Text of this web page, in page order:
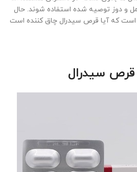
و دوز توصیه شده استفاده شوند. حال
است که آیا قرص سیدرال چاق کننده است
قرص سیدرال